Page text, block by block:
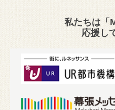
私たちは「
応援し